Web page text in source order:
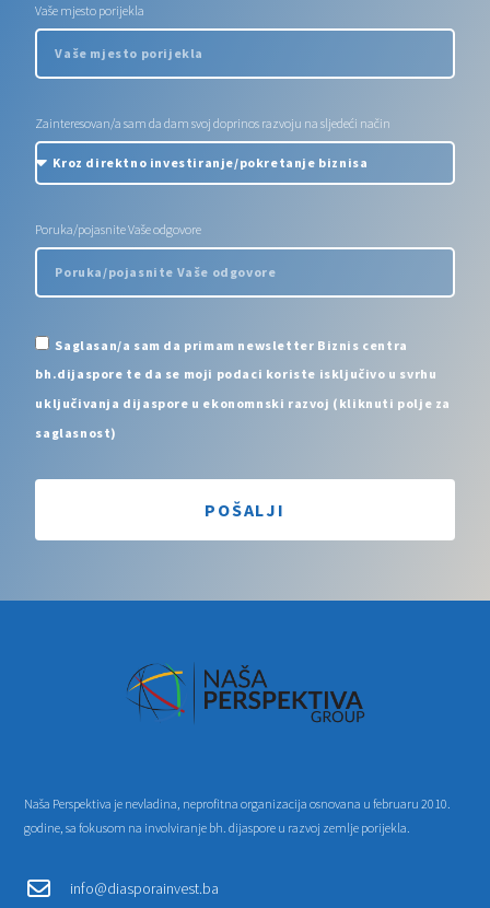
Vaše mjesto porijekla
Zainteresovan/a sam da dam svoj doprinos razvoju na sljedeći način
Poruka/pojasnite Vaše odgovore
Saglasan/a sam da primam newsletter Biznis centra
bh.dijaspore te da se moji podaci koriste isključivo u svrhu
uključivanja dijaspore u ekonomnski razvoj (kliknuti polje za
saglasnost)
POŠALJI
Naša Perspektiva je nevladina, neprofitna organizacija osnovana u februaru 2010.
godine, sa fokusom na involviranje bh. dijaspore u razvoj zemlje porijekla.
info@diasporainvest.ba